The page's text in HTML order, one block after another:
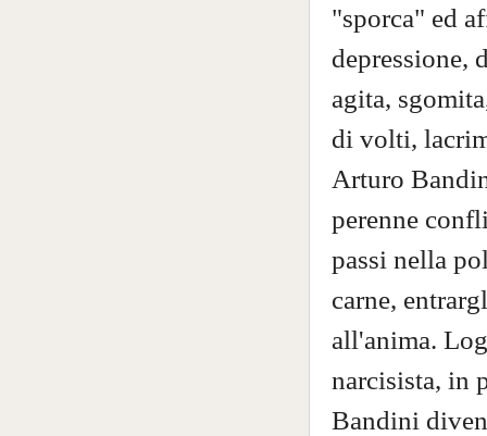
"sporca" ed
depressione,
agita,
di volti,
Arturo
perenne
passi nella
carne,
all'anima.
narcisista, in
Bandini